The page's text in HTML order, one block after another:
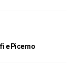
e Picerno